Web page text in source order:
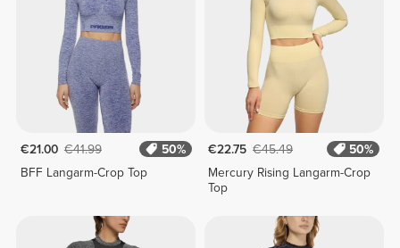
€21.00 €41.99
50%
BFF Langarm-Crop Top
€22.75 €45.49
50%
Mercury Rising Langarm-Crop
Top